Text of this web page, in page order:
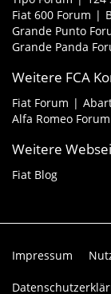
Fiat 600 Forum
Grande Punto
Grande Panda
Weitere FCA
Fiat Forum
Alfa Romeo Forum
Weitere
Fiat Blog
Impressum